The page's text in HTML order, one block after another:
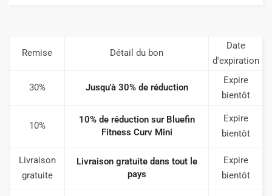
Remise Détail du bon
Date
d'expiration
30% Jusqu'à 30% de réduction
Expire
bientôt
10%
10% de réduction sur Bluefin
Fitness Curv Mini
Expire
bientôt
Livraison
gratuite
Livraison gratuite dans tout le
pays
Expire
bientôt